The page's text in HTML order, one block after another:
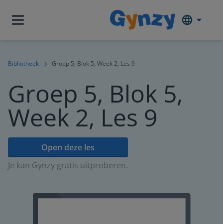
Bibliotheek Groep 5, Blok 5, Week 2, Les 9
Groep 5, Blok 5,
Week 2, Les 9
Open deze les
Je kan Gynzy gratis uitproberen.